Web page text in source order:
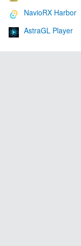
NavioRX Harbor
AstraGL Player